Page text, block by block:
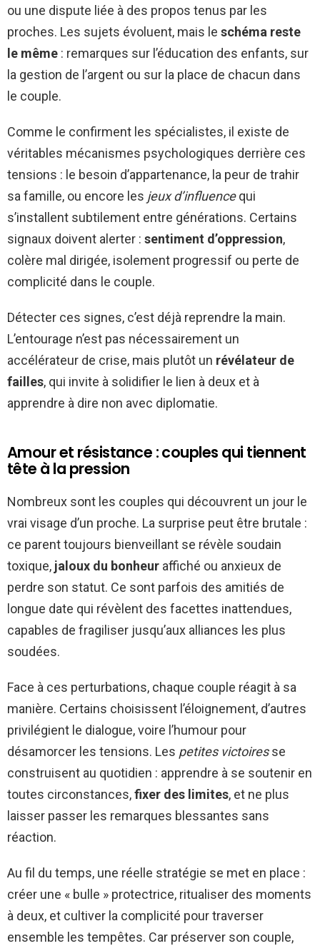
ou une dispute liée à des propos tenus par les
proches. Les sujets évoluent, mais le schéma reste
le même : remarques sur l’éducation des enfants, sur
la gestion de l’argent ou sur la place de chacun dans
le couple.
Comme le confirment les spécialistes, il existe de
véritables mécanismes psychologiques derrière ces
tensions : le besoin d’appartenance, la peur de trahir
sa famille, ou encore les jeux d’influencequi
s’installent subtilement entre générations. Certains
signaux doivent alerter : sentiment d’oppression,
colère mal dirigée, isolement progressif ou perte de
complicité dans le couple.
Détecter ces signes, c’est déjà reprendre la main.
L’entourage n’est pas nécessairement un
accélérateur de crise, mais plutôt un révélateur de
failles, qui invite à solidifier le lien à deux et à
apprendre à dire non avec diplomatie.
Amour et résistance : couples qui tiennent
tête à la pression
Nombreux sont les couples qui découvrent un jour le
vrai visage d’un proche. La surprise peut être brutale :
ce parent toujours bienveillant se révèle soudain
toxique, jaloux du bonheur affiché ou anxieux de
perdre son statut. Ce sont parfois des amitiés de
longue date qui révèlent des facettes inattendues,
capables de fragiliser jusqu’aux alliances les plus
soudées.
Face à ces perturbations, chaque couple réagit à sa
manière. Certains choisissent l’éloignement, d’autres
privilégient le dialogue, voire l’humour pour
désamorcer les tensions. Les petites victoiresse
construisent au quotidien : apprendre à se soutenir en
toutes circonstances,fixer des limites, et ne plus
laisser passer les remarques blessantes sans
réaction.
Au fil du temps, une réelle stratégie se met en place :
créer une « bulle » protectrice, ritualiser des moments
à deux, et cultiver la complicité pour traverser
ensemble les tempêtes. Car préserver son couple,